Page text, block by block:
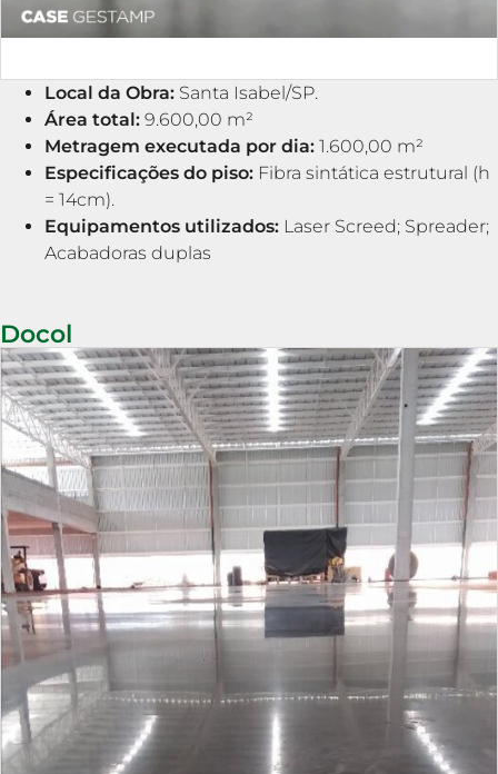
Local da Obra: Santa Isabel/SP.
Área total: 9.600,00 m²
Metragem executada por dia: 1.600,00 m²
Especificações do piso: Fibra sintática estrutural (h
= 14cm).
Equipamentos utilizados: Laser Screed; Spreader;
Acabadoras duplas
Docol